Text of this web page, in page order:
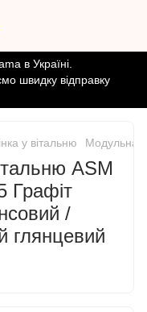
в Україні.
швидку відправку
у вітальню Модульна
ASM
Графіт
/
глянцевий